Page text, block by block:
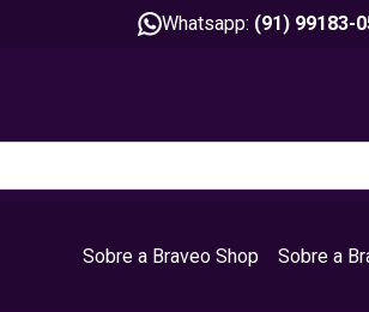
Whatsapp: (91) 99183-
Sobre a Braveo Shop Sobre a